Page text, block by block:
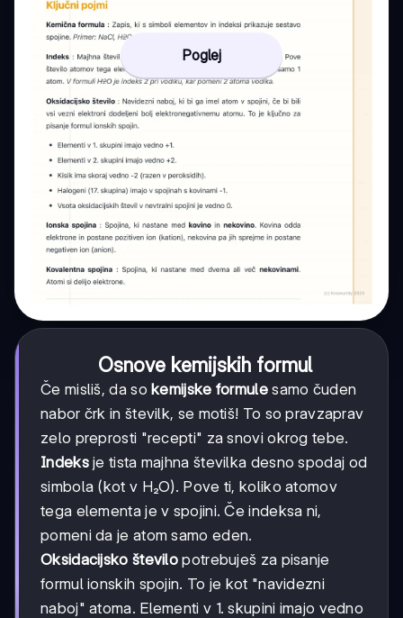
Poglej
Osnove kemijskih formul
Če misliš, da sokemijske formulesamo čuden
nabor črk in številk, se motiš! To so pravzaprav
zelo preprosti "recepti" za snovi okrog tebe.
Indeksje tista majhna številka desno spodaj od
simbola (kot v H₂O). Pove ti, koliko atomov
tega elementa je v spojini. Če indeksa ni,
pomeni da je atom samo eden.
Oksidacijsko število potrebuješ za pisanje
formul ionskih spojin. To je kot "navidezni
naboj" atoma. Elementi v 1. skupini imajo vedno